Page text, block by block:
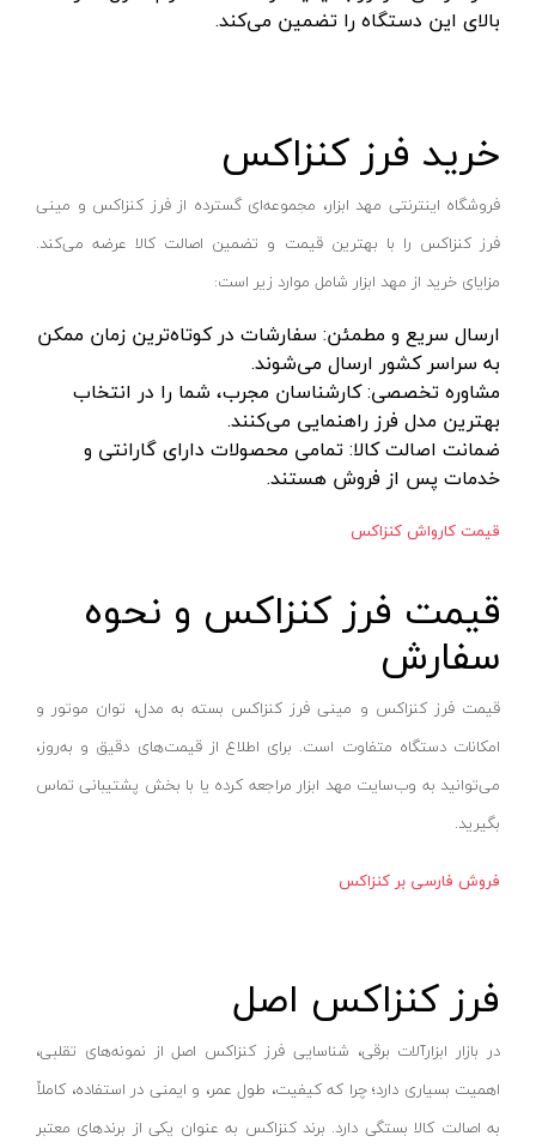
موتور برق
حدیده برقی
گریس پمپ دستی
دستگاه صافکاری
درجه باد
جوش لوله سبز
دستگاه های هیدرواستاتیک
انواع دستگاه پمپ
ابزار مکانیکی و تعمیرگاهی
اتو لوله سبز
ساکشن روغن
برانکارد تعمیرگاهی
بخارشوی
درجه تست لوله
هویه گازی
قطعه شور
سندان صافکاری
پی ال- PL
مکس-MAX
کی نت پلاس- K-NET PLUS
فردان الکتریک- FARDAN ELECTRIC
الیت- ALITE
ریفنگ- RIFENG
انگاره- ENGAREH
لگرند- LEGRAND
ام وی سی- MVC
ام تی- MT
آسیا-ASYA
سولونیکس- SOLONIX
بیلیان- BAILIAN
سی ان سی- CNC
کاربیست-KARBIST
نارکن- NARKEN
ای لایت- ALITE
مرکان- MERKAN
ملک الکتریک پارس- MALEK ELECTRIC
چند رنگ
ابی
شفاف
آبی-قرمز
زرد-قهوه ای
مسی
بالای این دستگاه را تضمین می‌کند.
خرید فرز کنزاکس
فروشگاه اینترنتی مهد ابزار، مجموعه‌ای گسترده از فرز کنزاکس و مینی
فرز کنزاکس را با بهترین قیمت و تضمین اصالت کالا عرضه می‌کند.
مزایای خرید از مهد ابزار شامل موارد زیر است:
ارسال سریع و مطمئن: سفارشات در کوتاه‌ترین زمان ممکن
به سراسر کشور ارسال می‌شوند.
مشاوره تخصصی: کارشناسان مجرب، شما را در انتخاب
بهترین مدل فرز راهنمایی می‌کنند.
ضمانت اصالت کالا: تمامی محصولات دارای گارانتی و
خدمات پس از فروش هستند.
قیمت کارواش کنزاکس
قیمت فرز کنزاکس و نحوه
سفارش
قیمت فرز کنزاکس و مینی فرز کنزاکس بسته به مدل، توان موتور و
امکانات دستگاه متفاوت است. برای اطلاع از قیمت‌های دقیق و به‌روز،
می‌توانید به وب‌سایت مهد ابزار مراجعه کرده یا با بخش پشتیبانی تماس
بگیرید.
فروش فارسی بر کنزاکس
فرز کنزاکس اصل
در بازار ابزارآلات برقی، شناسایی فرز کنزاکس اصل از نمونه‌های تقلبی،
اهمیت بسیاری دارد؛ چرا که کیفیت، طول عمر، و ایمنی در استفاده، کاملاً
به اصالت کالا بستگی دارد. برند کنزاکس به عنوان یکی از برندهای معتبر